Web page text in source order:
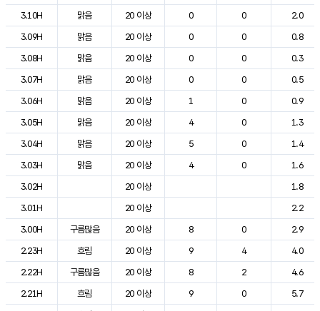
3.10H
맑음 20 이상 0 0
2.0
3.09H
맑음 20 이상 0 0
0.8
3.08H
맑음 20 이상 0 0
0.3
3.07H
맑음 20 이상 0 0
0.5
3.06H
맑음 20 이상 1 0
0.9
3.05H
맑음 20 이상 4 0
1.3
3.04H
맑음 20 이상 5 0
1.4
3.03H
맑음 20 이상 4 0
1.6
3.02H
20 이상
1.8
3.01H
20 이상
2.2
3.00H
구름많음 20 이상 8 0
2.9
2.23H
흐림 20 이상 9 4
4.0
2.22H
구름많음 20 이상 8 2
4.6
2.21H
흐림 20 이상 9 0
5.7